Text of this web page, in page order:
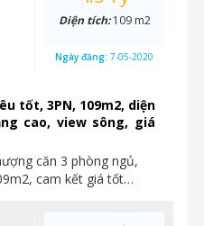
tốt, 3PN, 109m2, diện
cao, view sông, giá
căn 3 phòng ngủ,
cam kết giá tốt…
Diện tích:109 m2
Ngày đăng: 7-05-2020